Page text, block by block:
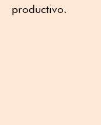
productivo.